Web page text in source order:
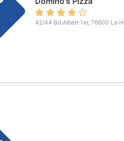
42/44 Bd Albert 1er, 76600 Le